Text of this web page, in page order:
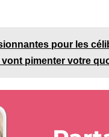
pour les
pimenter votre